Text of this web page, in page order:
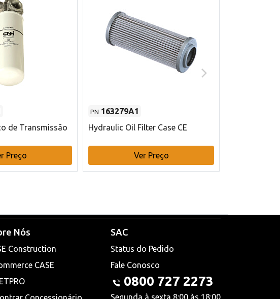
de Transmissão
Preço
PN 163279A1
Hydraulic Oil Filter Case CE
Ver Preço
Nós
Construction
CASE
SAC
Status do Pedido
Fale Conosco
0800 727 2273
Segunda à sexta 8:00 às 18:00